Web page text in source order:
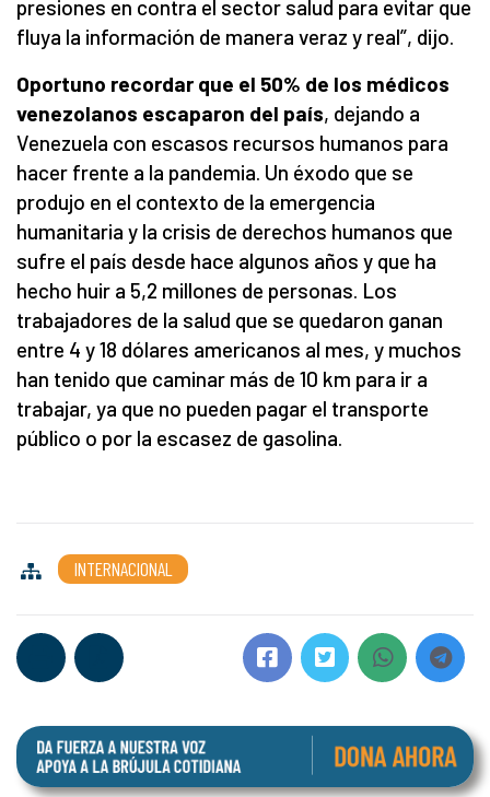
presiones en contra el sector salud para evitar que
fluya la información de manera veraz y real”, dijo.
Oportuno recordar que el 50% de los médicos
venezolanos escaparon del país, dejando a
Venezuela con escasos recursos humanos para
hacer frente a la pandemia. Un éxodo que se
produjo en el contexto de la emergencia
humanitaria y la crisis de derechos humanos que
sufre el país desde hace algunos años y que ha
hecho huir a 5,2 millones de personas. Los
trabajadores de la salud que se quedaron ganan
entre 4 y 18 dólares americanos al mes, y muchos
han tenido que caminar más de 10 km para ir a
trabajar, ya que no pueden pagar el transporte
público o por la escasez de gasolina.
INTERNACIONAL